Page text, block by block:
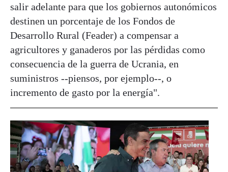
salir adelante para que los gobiernos autonómicos
destinen un porcentaje de los Fondos de
Desarrollo Rural (Feader) a compensar a
agricultores y ganaderos por las pérdidas como
consecuencia de la guerra de Ucrania, en
suministros --piensos, por ejemplo--, o
incremento de gasto por la energía".